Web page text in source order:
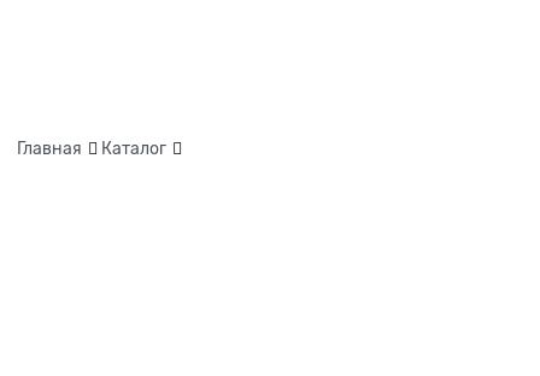
Главная Каталог